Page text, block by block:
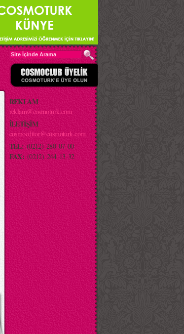
REKLAM
reklam@cosmoturk.com
İLETİŞİM
cosmoeditor@cosmoturk.com
TEL: (0212) 280 07 00
FAX: (0212) 244 13 32